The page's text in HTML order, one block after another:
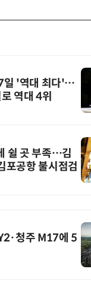
일 '역대 최다'…
역대 4위
쉴 곳 부족…김
포공항 불시점검
청주 M17에 5